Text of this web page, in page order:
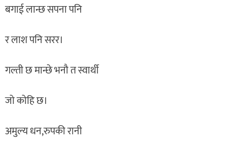
बगाई लान्छ सपना पनि
र लाश पनि सरर।
गल्ती छ मान्छे भनौ त स्वार्थी
जो कोहि छ।
अमुल्य धन,रुपकी रानी